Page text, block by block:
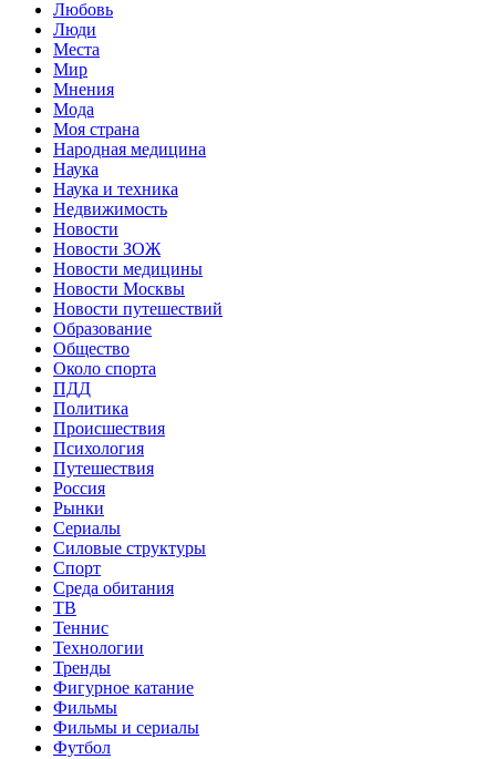
Любовь
Люди
Места
Мир
Мнения
Мода
Моя страна
Народная медицина
Наука
Наука и техника
Недвижимость
Новости
Новости ЗОЖ
Новости медицины
Новости Москвы
Новости путешествий
Образование
Общество
Около спорта
ПДД
Политика
Происшествия
Психология
Путешествия
Россия
Рынки
Сериалы
Силовые структуры
Спорт
Среда обитания
ТВ
Теннис
Технологии
Тренды
Фигурное катание
Фильмы
Фильмы и сериалы
Футбол